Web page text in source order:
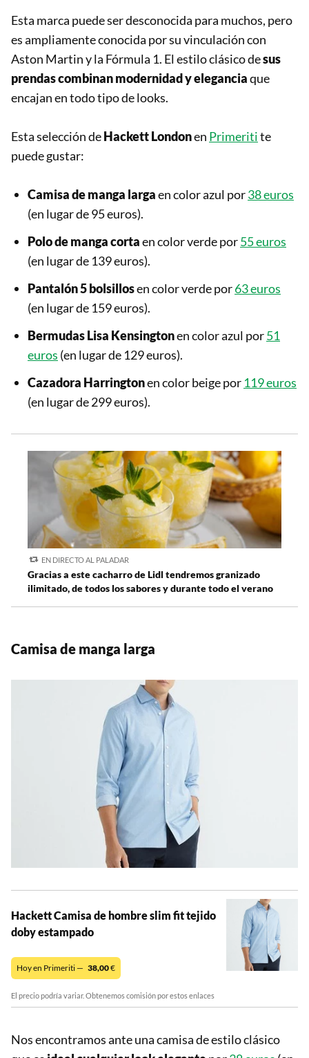
Esta marca puede ser desconocida para muchos, pero
es ampliamente conocida por su vinculación con
Aston Martin y la Fórmula 1. El estilo clásico desus
prendas combinan modernidad y eleganciaque
encajan en todo tipo de looks.
Esta selección deHackett Londonen Primeritite
puede gustar:
Camisa de manga largaen color azul por38 euros
(en lugar de 95 euros).
Polo de manga cortaen color verde por55 euros
(en lugar de 139 euros).
Pantalón 5 bolsillosen color verde por63 euros
(en lugar de 159 euros).
Bermudas Lisa Kensingtonen color azul por51
euros (en lugar de 129 euros).
Cazadora Harringtonen color beige por 119 euros
(en lugar de 299 euros).
EN DIRECTO AL PALADAR
Gracias a este cacharro de Lidl tendremos granizado
ilimitado, de todos los sabores y durante todo el verano
Camisa de manga larga
Hackett Camisa de hombre slim fit tejido
doby estampado
Hoy en Primeriti — 38,00€
El precio podría variar. Obtenemos comisión por estos enlaces
Nos encontramos ante una camisa de estilo clásico